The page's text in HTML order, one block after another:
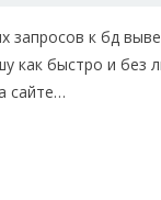
запросов к бд
как быстро и без
сайте…